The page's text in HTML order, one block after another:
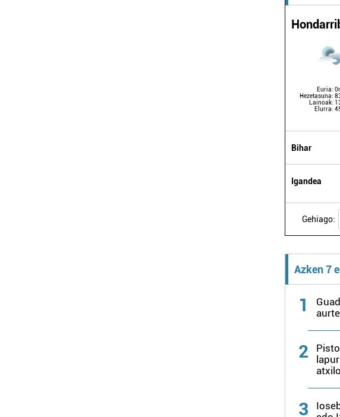
Euria:
Hezetasuna:
Lainoak:
Elurra:
Bihar
Igandea
Gehiago:
Azken 7
1
2
3